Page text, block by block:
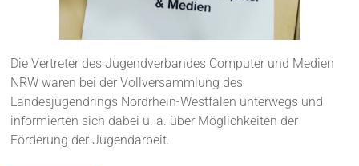
Die Vertreter des Jugendverbandes Computer und Medien
NRW waren bei der Vollversammlung des
Landesjugendrings Nordrhein-Westfalen unterwegs und
informierten sich dabei u. a. über Möglichkeiten der
Förderung der Jugendarbeit.